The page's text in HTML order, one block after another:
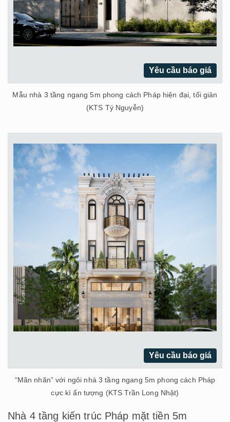
Yêu cầu báo giá
Mẫu nhà 3 tầng ngang 5m phong cách Pháp hiện đại, tối giản
(KTS Tý Nguyễn)
Yêu cầu báo giá
“Mãn nhãn” với ngôi nhà 3 tầng ngang 5m phong cách Pháp
cực kì ấn tượng (KTS Trần Long Nhật)
Nhà 4 tầng kiến trúc Pháp mặt tiền 5m